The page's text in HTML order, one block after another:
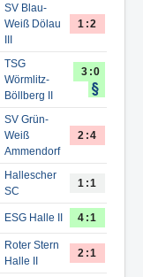
SV Blau-
Weiß Dölau
III
1:2
TSG
Wörmlitz-
Böllberg II
3:0
SV Grün-
Weiß
Ammendorf
2:4
Hallescher
SC
1:1
ESG Halle II 4:1
Roter Stern
Halle II
2:1